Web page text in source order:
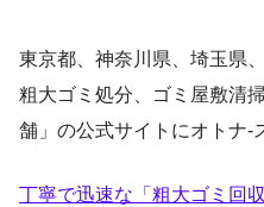
東京都、神奈川県、埼玉県
粗大ゴミ処分、ゴミ屋敷清
舗」の公式サイトにオトナ-
丁寧で迅速な「粗大ゴミ回